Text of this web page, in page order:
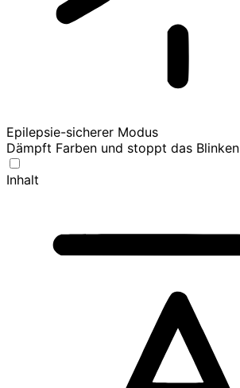
Epilepsie-sicherer Modus
Dämpft Farben und stoppt das Blinken
Inhalt